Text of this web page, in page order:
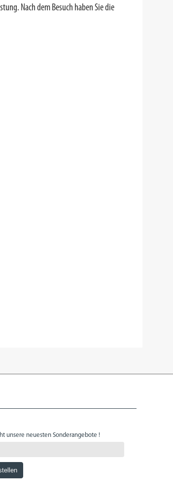
Nach dem Besuch haben Sie die
unsere neuesten Sonderangebote !